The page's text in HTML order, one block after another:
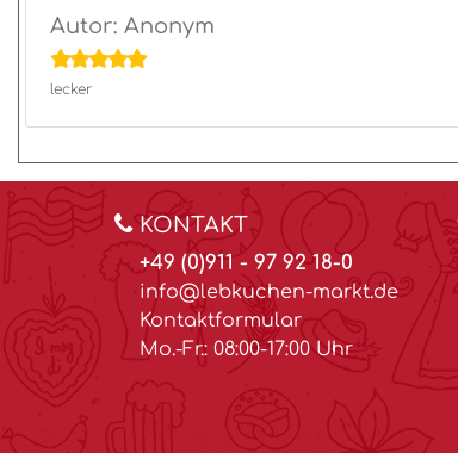
Autor: Anonym
lecker
KONTAKT
+49 (0)911 - 97 92 18-0
info@lebkuchen-markt.de
Kontaktformular
Mo.-Fr.: 08:00-17:00 Uhr